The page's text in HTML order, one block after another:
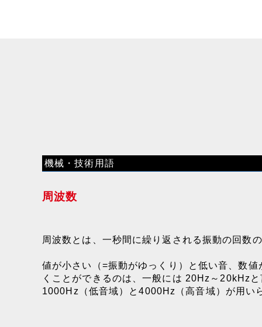
機械・技術用語
周波数
周波数とは、一秒間に繰り返される振動の回数
値が小さい（=振動がゆっくり）と 低い音 、数値
くことができるのは、一般には 20Hz～20kHz
1000Hz（低音域）と4000Hz（高音域）が用い